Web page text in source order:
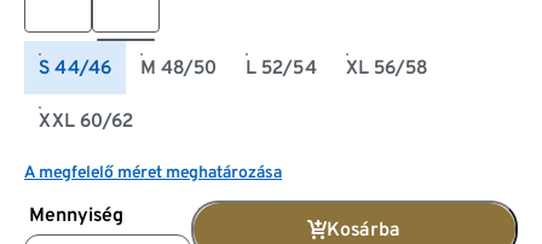
S 44/46 M 48/50 L 52/54 XL 56/58
XXL 60/62
A megfelelő méret meghatározása
Mennyiség
Kosárba